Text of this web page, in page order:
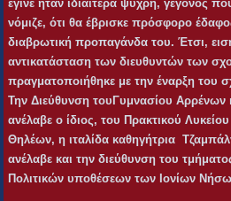
έγινε ήταν ιδιαίτερα ψυχρή, γεγονός
νόμιζε, ότι θα έβρισκε πρόσφορο
διαβρωτική προπαγάνδα του. Έτσι,
αντικατάσταση των διευθυντών των
πραγματοποιήθηκε με την έναρξη του
Την Διεύθυνση του Γυμνασίου Αρρένων
ανέλαβε ο ίδιος, του Πρακτικού
Θηλέων, η ιταλίδα καθηγήτρια
ανέλαβε και την διεύθυνση του
Πολιτικών υποθέσεων των Ιονίων